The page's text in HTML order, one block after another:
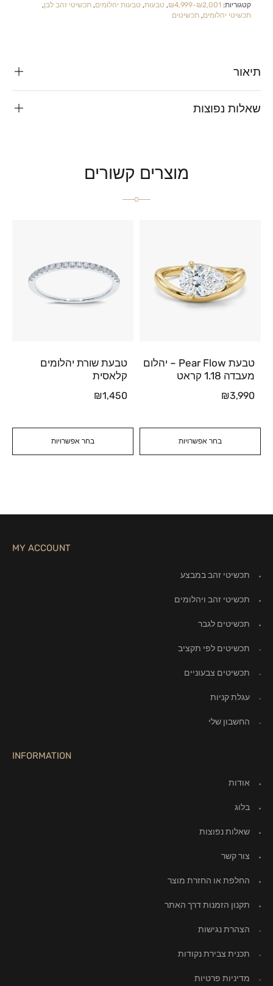
קטגוריות: ₪2,001-₪4,999
, טבעות, טבעות יהלומים,תכשיטי זהב לבן,
תכשיטי יהלומים,תכשיטים
תיאור
שאלות נפוצות
מוצרים קשורים
בחר אפשרויות
טבעת Pear Flow – יהלום
מעבדה 1.18 קראט
₪3,990
בחר אפשרויות
טבעת שורת יהלומים
קלאסית
₪1,450
MY ACCOUNT
תכשיטי זהב במבצע
תכשיטי זהב ויהלומים
תכשיטים לגבר
תכשיטים לפי תקציב
תכשיטים צבעוניים
עגלת קניות
החשבון שלי
INFORMATION
אודות
בלוג
שאלות נפוצות
צור קשר
החלפת או החזרת מוצר
תקנון הזמנות דרך האתר
הצהרת נגישות
תכנית צבירת נקודות
מדיניות פרטיות